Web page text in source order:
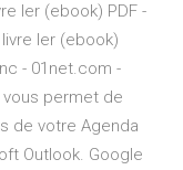
Ier (ebook) PDF -
Ier (ebook)
- 01net.com -
permet de
de votre Agenda
Outlook. Google